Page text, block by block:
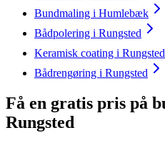
Bundmaling i Humlebæk
Bådpolering i Rungsted
Keramisk coating i Rungsted
Bådrengøring i Rungsted
Få en gratis pris på
Rungsted